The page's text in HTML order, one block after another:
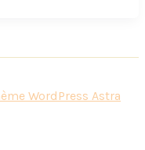
WordPress Astra